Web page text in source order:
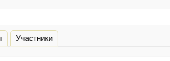
Участники